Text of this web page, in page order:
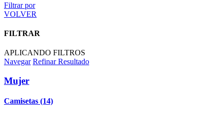
Filtrar por
VOLVER
FILTRAR
APLICANDO FILTROS
Navegar Refinar Resultado
Mujer
Camisetas (14)